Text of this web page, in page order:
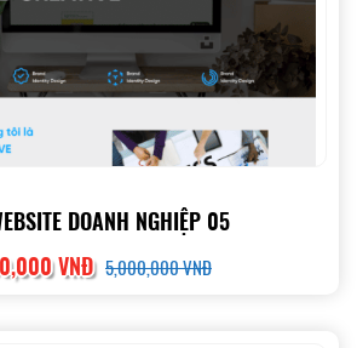
DOANH NGHIỆP 05
VNĐ 5,000,000 VNĐ